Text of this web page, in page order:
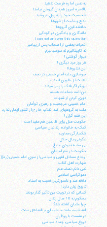
به نفس اماره فرصت ندهید
بالاخره امروز هم نان گیرمان نیامد!
شخصیت خود را به پول نفروشید
مدح و مذمت از شهرها
حافظه قوی آنروزها
ماندگاری و یادگیری در کودکی
I can not answer this question
انحراف بعضی از اصحاب پس از پیامبر
نه کاپیتالیزم نه سوسیالیزم
دیوار گوشتی !
هر روز مرد دیگری !
این تندروها!
جوسازی علیه امام خمینی در نجف
اهانت از عناوین قصدیه
ابوبکر اگر فدک را پس می‎داد...
من ائمه جماعات هستم
دوری کردن از شبهات
امام خمینی: مرجعیت و رهبری، توأمان
ملت به گروههای ضد انقلاب خارج از کشور ایمان ندارد
این فتنه گران !
حکومت عدل برای ظالمین هم مفید است !
کمک به خانواده زندانیان سیاسی
شکمبارگی معاویه
نیکوئی مال حلال
بی ضابطه بودن تبلیغ
حکومت در نظر امامان
ارجاع مسائل فقهی و سیاسی از سوی امام خمینی (ره)(1)
طهارت اهل کتاب
نمی دانم؛ نصف علم
دموکراسی اسلامی
علاقه مند و دلسوزترین نسبت به استاد
تاریخ زبان دارد!
کسانی که در تربیت من تأثیر گذار بودند
محکوم به 10 سال زندان
چرا عثمان کشته شد؟
فقه شیعه مانند حاشیه ای بر فقه اهل سنت
در نشست باربرداران !
دروغ سیاسی، وعده سیاسی